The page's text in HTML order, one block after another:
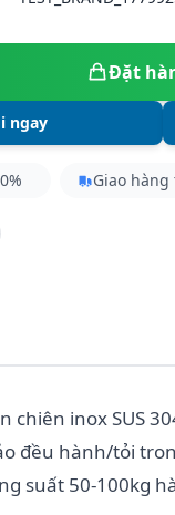
Đặt
ngay
Giao
chiên inox SUS
đều hành/tỏi
suất 50-100kg